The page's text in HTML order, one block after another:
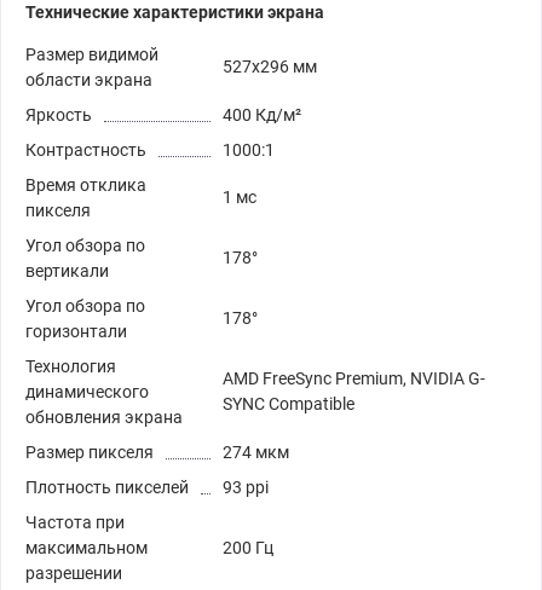
Технические характеристики экрана
Размер видимой
области экрана
527x296 мм
Яркость
400 Кд/м²
Контрастность
1000:1
Время отклика
пикселя
1 мс
Угол обзора по
вертикали
178°
Угол обзора по
горизонтали
178°
Технология
динамического
обновления экрана
AMD FreeSync Premium, NVIDIA G-
SYNC Compatible
Размер пикселя
274 мкм
Плотность пикселей
93 ppi
Частота при
максимальном
разрешении
200 Гц